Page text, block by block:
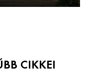
CIKKEI